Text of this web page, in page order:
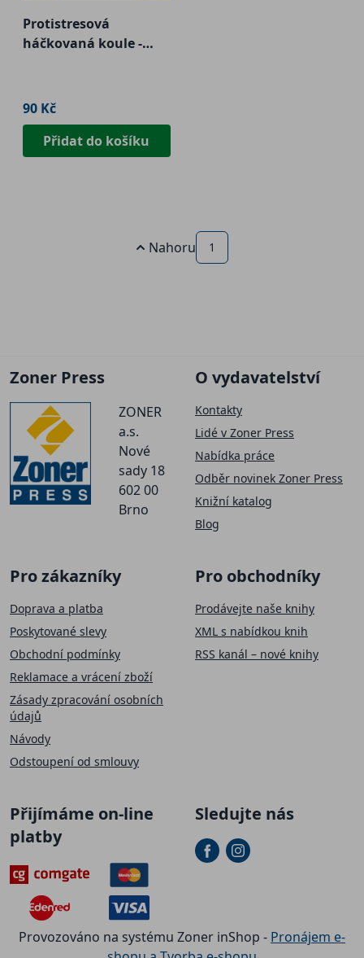
Protistresová
háčkovaná koule -
90 Kč
Přidat do košíku
Nahoru 1
Zoner Press
ZONER
a.s.
Nové
sady 18
602 00
Brno
O vydavatelství
Kontakty
Lidé v Zoner Press
Nabídka práce
Odběr novinek Zoner Press
Knižní katalog
Blog
Pro zákazníky
Doprava a platba
Poskytované slevy
Obchodní podmínky
Reklamace a vrácení zboží
Zásady zpracování osobních
údajů
Návody
Odstoupení od smlouvy
Pro obchodníky
Prodávejte naše knihy
XML s nabídkou knih
RSS kanál – nové knihy
Přijímáme on-line
platby
Sledujte nás
Provozováno na systému Zoner inShop - Pronájem e-